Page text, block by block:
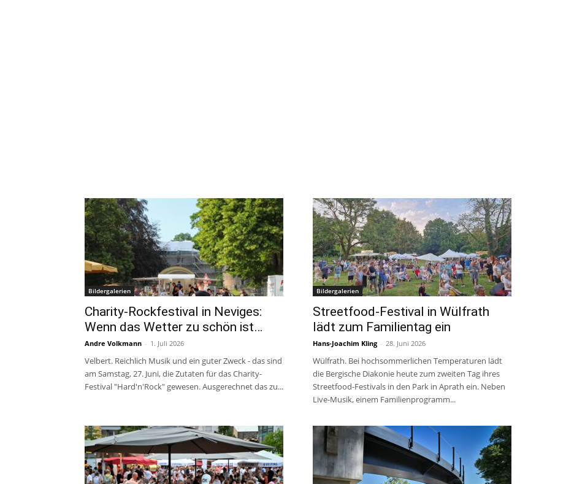
Bildergalerien
Charity-Rockfestival in Neviges:
Wenn das Wetter zu schön ist…
Andre Volkmann - 1. Juli 2026
Velbert. Reichlich Musik und ein guter Zweck - das sind
am Samstag, 27. Juni, die Zutaten für das Charity-
Festival "Hard'n'Rock" gewesen. Ausgerechnet das zu...
Bildergalerien
Streetfood-Festival in Wülfrath
lädt zum Familientag ein
Hans-Joachim Kling - 28. Juni 2026
Wülfrath. Bei hochsommerlichen Temperaturen lädt
die Bergische Diakonie heute zum zweiten Tag ihres
Streetfood-Festivals in den Park in Aprath ein. Neben
Live-Musik, einem Familienprogramm...